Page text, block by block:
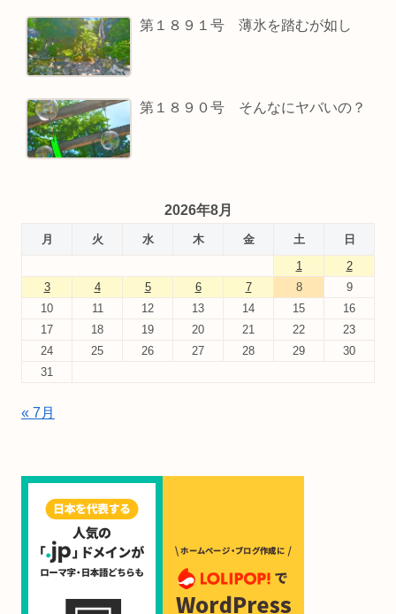
第１８９１号 薄氷を踏むが如し
第１８９０号 そんなにヤバいの？
2026年8月
月 火 水 木 金 土
日
1
2
3
4 5 6 7 8
9
10
11 12 13 14 15
16
17
18 19 20 21 22
23
24
25 26 27 28 29
30
31
« 7月